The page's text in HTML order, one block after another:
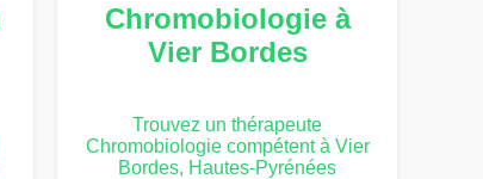
Chromobiologie à
Vier Bordes
Trouvez un thérapeute
Chromobiologie compétent à Vier
Bordes, Hautes-Pyrénées